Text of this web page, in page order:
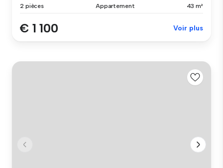
2 pièces Appartement 43 m²
€ 1 100 Voir plus